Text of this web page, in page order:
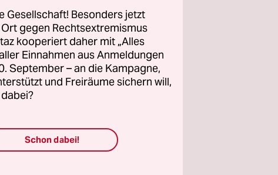
die
„Jetzt
Turniere
Besonders jetzt
gegen Rechtsextremismus
kooperiert daher mit „Alles
Einnahmen aus Anmeldungen
September – an die Kampagne,
und Freiräume sichern will,
Schon dabei!